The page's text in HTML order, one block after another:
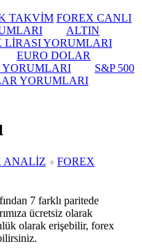
TAKVİM FOREX CANLI
ALTIN
LİRASI YORUMLARI
EURO DOLAR
YORUMLARI
S&P 500
YORUMLARI
ANALİZ
FOREX
7 farklı paritede
ücretsiz olarak
olarak erişebilir, forex